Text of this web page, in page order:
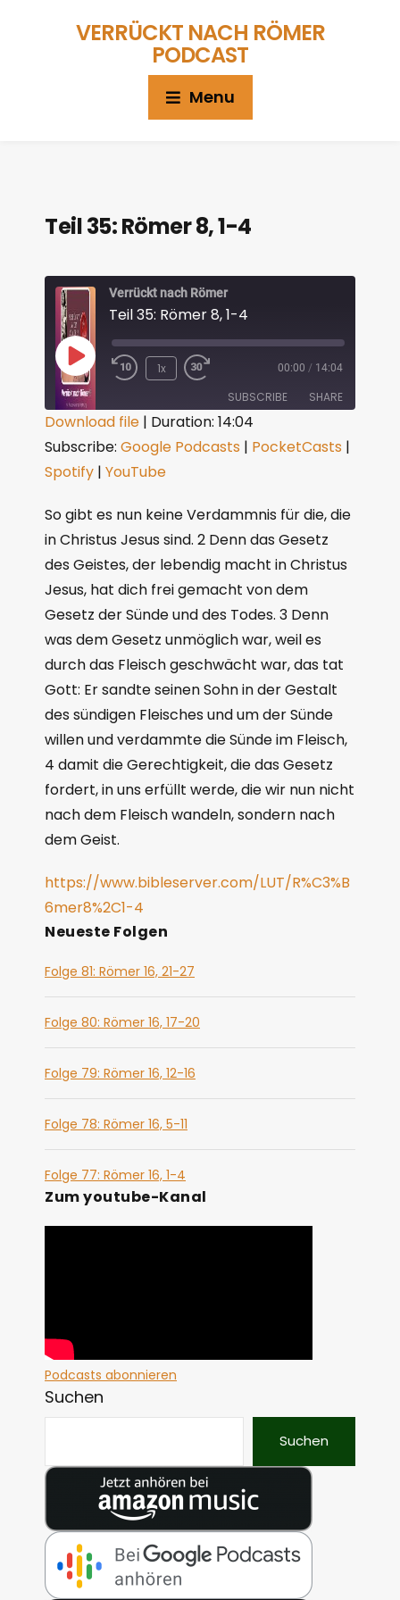
VERRÜCKT NACH RÖMER
PODCAST
Menu
Teil 35: Römer 8, 1-4
Verrückt nach Römer
Teil 35: Römer 8, 1-4
1x 00:00 / 14:04
SUBSCRIBE SHARE
Google Podcasts PocketCasts
Spotify
SHARE
EMBED
Download file | Duration: 14:04
Subscribe: Google Podcasts | PocketCasts |
Spotify | YouTube
So gibt es nun keine Verdammnis für die, die
in Christus Jesus sind. 2 Denn das Gesetz
des Geistes, der lebendig macht in Christus
Jesus, hat dich frei gemacht von dem
Gesetz der Sünde und des Todes. 3 Denn
was dem Gesetz unmöglich war, weil es
durch das Fleisch geschwächt war, das tat
Gott: Er sandte seinen Sohn in der Gestalt
des sündigen Fleisches und um der Sünde
willen und verdammte die Sünde im Fleisch,
4 damit die Gerechtigkeit, die das Gesetz
fordert, in uns erfüllt werde, die wir nun nicht
nach dem Fleisch wandeln, sondern nach
dem Geist.
https://www.bibleserver.com/LUT/R%C3%B
6mer8%2C1-4
Neueste Folgen
Folge 81: Römer 16, 21-27
Folge 80: Römer 16, 17-20
Folge 79: Römer 16, 12-16
Folge 78: Römer 16, 5-11
Folge 77: Römer 16, 1-4
Zum youtube-Kanal
Podcasts abonnieren
Suchen
Suchen